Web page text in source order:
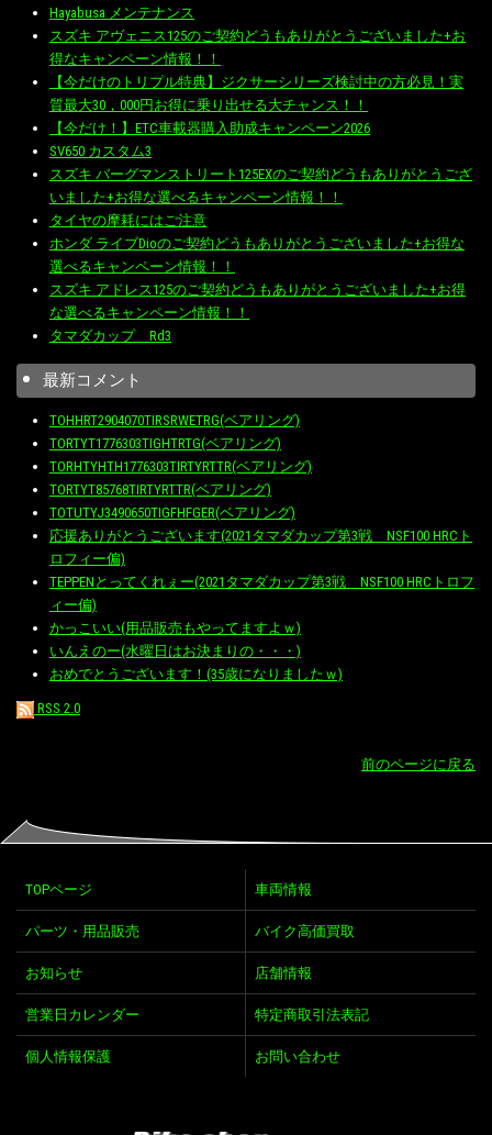
Hayabusa メンテナンス
スズキ アヴェニス125のご契約どうもありがとうございました+お
得なキャンペーン情報！！
【今だけのトリプル特典】ジクサーシリーズ検討中の方必見！実
質最大30，000円お得に乗り出せる大チャンス！！
【今だけ！】ETC車載器購入助成キャンペーン2026
SV650 カスタム3
スズキ バーグマンストリート125EXのご契約どうもありがとうござ
いました+お得な選べるキャンペーン情報！！
タイヤの摩耗にはご注意
ホンダ ライブDioのご契約どうもありがとうございました+お得な
選べるキャンペーン情報！！
スズキ アドレス125のご契約どうもありがとうございました+お得
な選べるキャンペーン情報！！
タマダカップ Rd3
最新コメント
TOHHRT2904070TIRSRWETRG(ベアリング)
TORTYT1776303TIGHTRTG(ベアリング)
TORHTYHTH1776303TIRTYRTTR(ベアリング)
TORTYT85768TIRTYRTTR(ベアリング)
TOTUTYJ3490650TIGFHFGER(ベアリング)
応援ありがとうございます(2021タマダカップ第3戦 NSF100 HRCト
ロフィー偏)
TEPPENとってくれぇー(2021タマダカップ第3戦 NSF100 HRCトロフ
ィー偏)
かっこいい(用品販売もやってますよｗ)
いんえのー(水曜日はお決まりの・・・)
おめでとうございます！(35歳になりましたｗ)
RSS 2.0
前のページに戻る
TOPページ 車両情報
パーツ・用品販売 バイク高価買取
お知らせ 店舗情報
営業日カレンダー 特定商取引法表記
個人情報保護 お問い合わせ